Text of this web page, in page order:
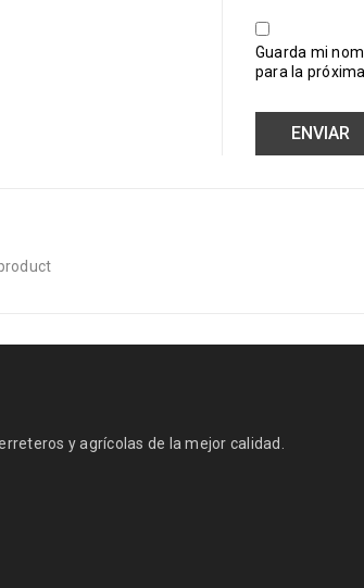
Guarda mi
para la
y agrícolas de la mejor calidad.